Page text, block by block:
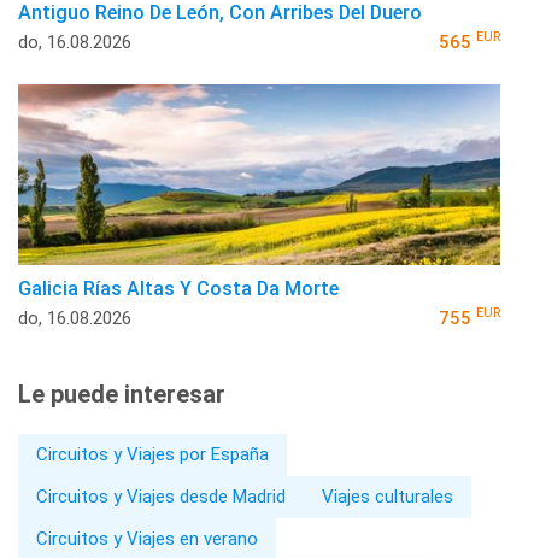
Antiguo Reino De León, Con Arribes Del Duero
do, 16.08.2026 565 EUR
Galicia Rías Altas Y Costa Da Morte
do, 16.08.2026 755 EUR
Le puede interesar
Circuitos y Viajes por España
Circuitos y Viajes desde Madrid
Viajes culturales
Circuitos y Viajes en verano